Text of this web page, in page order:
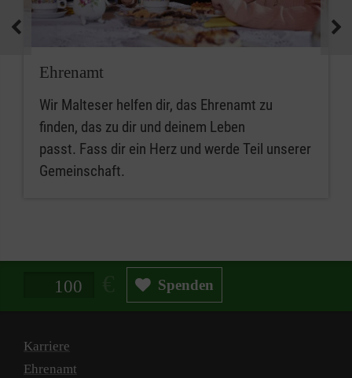
Ehrenamt
Wir Malteser helfen dir, das Ehrenamt zu
finden, das zu dir und deinem Leben
passt. Fass dir ein Herz und werde Teil unserer
Gemeinschaft.
Spendenbetrag in Euro Spenden
Karriere
Ehrenamt